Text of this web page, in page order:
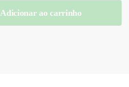
Adicionar ao carrinho